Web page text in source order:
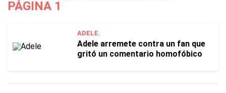
PÁGINA 1
ADELE.
Adele arremete contra un fan que
gritó un comentario homofóbico